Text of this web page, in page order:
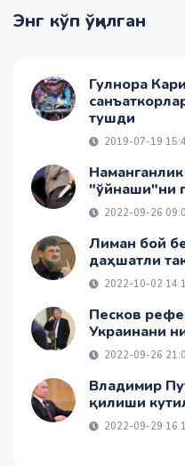
Энг кўп ўқилган
Гулнора
тушди
2019-07-19
"ўйнаши"ни
2022-09-26
Лиман бой
даҳшатли
2022-10-02
Песков
Украинани
2022-09-26
Владимир
қилиши
2022-09-29